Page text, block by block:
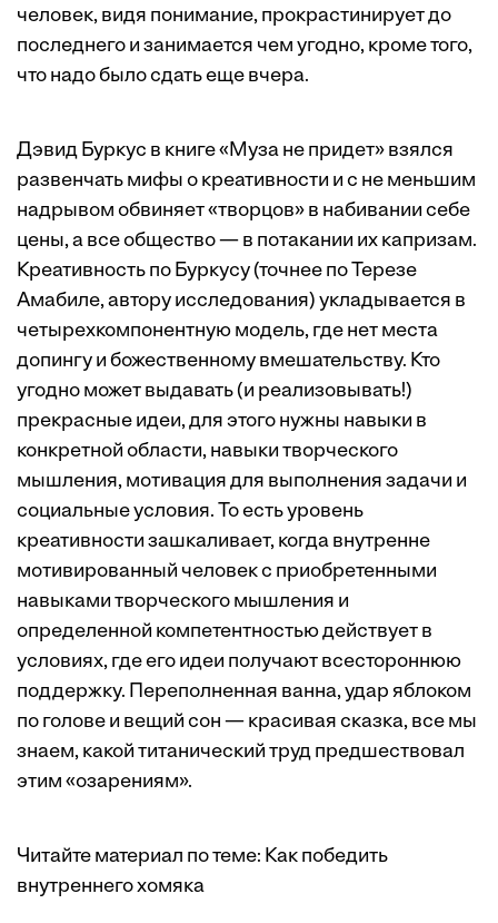
человек, видя понимание, прокрастинирует до
последнего и занимается чем угодно, кроме того,
что надо было сдать еще вчера.
Дэвид Буркус в книге «Муза не придет» взялся
развенчать мифы о креативности и с не меньшим
надрывом обвиняет «творцов» в набивании себе
цены, а все общество — в потакании их капризам.
Креативность по Буркусу (точнее по Терезе
Амабиле, автору исследования) укладывается в
четырехкомпонентную модель, где нет места
допингу и божественному вмешательству. Кто
угодно может выдавать (и реализовывать!)
прекрасные идеи, для этого нужны навыки в
конкретной области, навыки творческого
мышления, мотивация для выполнения задачи и
социальные условия. То есть уровень
креативности зашкаливает, когда внутренне
мотивированный человек с приобретенными
навыками творческого мышления и
определенной компетентностью действует в
условиях, где его идеи получают всестороннюю
поддержку. Переполненная ванна, удар яблоком
по голове и вещий сон — красивая сказка, все мы
знаем, какой титанический труд предшествовал
этим «озарениям».
Читайте материал по теме: Как победить
внутреннего хомяка